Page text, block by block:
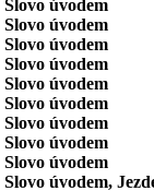
Slovo úvodem
Slovo úvodem
Slovo úvodem
Slovo úvodem
Slovo úvodem
Slovo úvodem
Slovo úvodem
Slovo úvodem
Slovo úvodem
Slovo úvodem,